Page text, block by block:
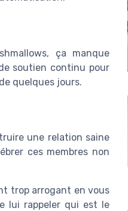
ça manque
soutien continu pour
quelques jours.
une relation saine
ces membres non
trop arrogant en vous
lui rappeler qui est le